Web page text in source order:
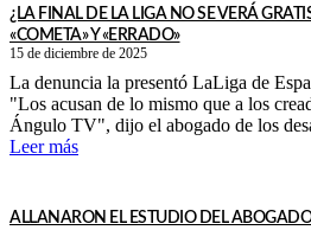
¿LA FINAL DE LA LIGA NO SE VERÁ
«COMETA» Y «ERRADO»
15 de diciembre de 2025
La denuncia la presentó LaLiga de
"Los acusan de lo mismo que a los
Ángulo TV", dijo el abogado de los
Leer más
ALLANARON EL ESTUDIO DEL